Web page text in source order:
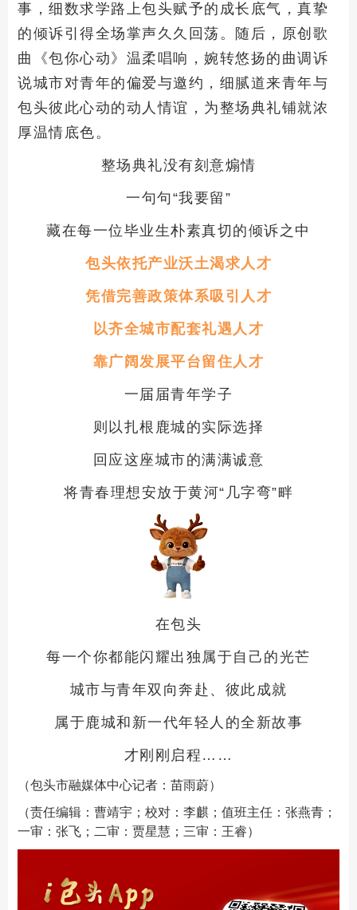
事，细数求学路上包头赋予的成长底气，真挚
的倾诉引得全场掌声久久回荡。随后，原创歌
曲《包你心动》温柔唱响，婉转悠扬的曲调诉
说城市对青年的偏爱与邀约，细腻道来青年与
包头彼此心动的动人情谊，为整场典礼铺就浓
厚温情底色。
整场典礼没有刻意煽情
一句句“我要留”
藏在每一位毕业生朴素真切的倾诉之中
包头依托产业沃土渴求人才
凭借完善政策体系吸引人才
以齐全城市配套礼遇人才
靠广阔发展平台留住人才
一届届青年学子
则以扎根鹿城的实际选择
回应这座城市的满满诚意
将青春理想安放于黄河“几字弯”畔
在包头
每一个你都能闪耀出独属于自己的光芒
城市与青年双向奔赴、彼此成就
属于鹿城和新一代年轻人的全新故事
才刚刚启程……
（包头市融媒体中心记者：苗雨蔚）
（责任编辑：曹靖宇；校对：李麒；值班主任：张燕青；
一审：张飞；二审：贾星慧；三审：王睿）